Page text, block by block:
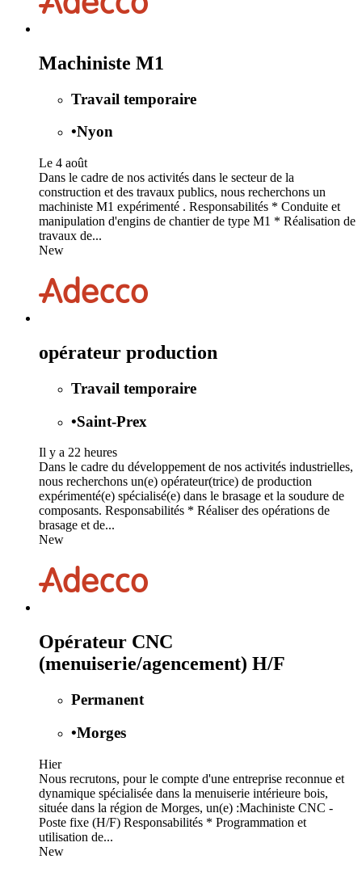
Machiniste M1
Travail temporaire
•Nyon
Le 4 août
Dans le cadre de nos activités dans le secteur de la
construction et des travaux publics, nous recherchons un
machiniste M1 expérimenté . Responsabilités * Conduite et
manipulation d'engins de chantier de type M1 * Réalisation de
travaux de...
New
opérateur production
Travail temporaire
•Saint-Prex
Il y a 22 heures
Dans le cadre du développement de nos activités industrielles,
nous recherchons un(e) opérateur(trice) de production
expérimenté(e) spécialisé(e) dans le brasage et la soudure de
composants. Responsabilités * Réaliser des opérations de
brasage et de...
New
Opérateur CNC
(menuiserie/agencement) H/F
Permanent
•Morges
Hier
Nous recrutons, pour le compte d'une entreprise reconnue et
dynamique spécialisée dans la menuiserie intérieure bois,
située dans la région de Morges, un(e) :Machiniste CNC -
Poste fixe (H/F) Responsabilités * Programmation et
utilisation de...
New